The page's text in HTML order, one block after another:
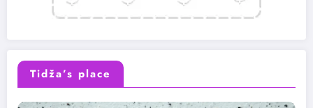
Tidža’s place